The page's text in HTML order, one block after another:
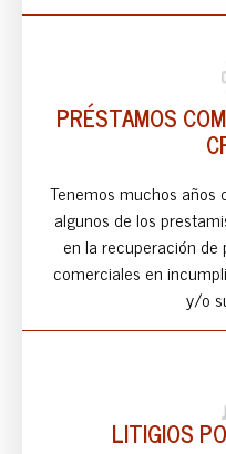
PRÉSTAMOS
Tenemos muchos años
algunos de los
en la recuperación
comerciales en
y/o
LITIGIOS